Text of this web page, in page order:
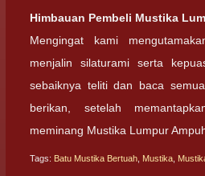
Himbauan Pembeli Mustika
Mengingat kami
menjalin silaturami serta
sebaiknya teliti dan baca
berikan, setelah
meminang Mustika Lumpur
Tags: Batu Mustika Bertuah Mustika